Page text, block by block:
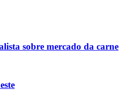
sobre mercado da carne